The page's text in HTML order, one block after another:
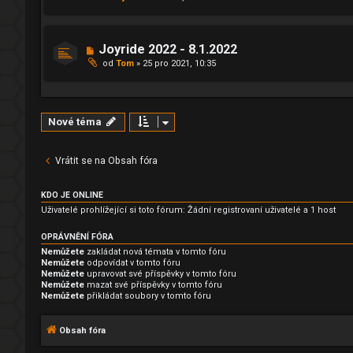
Joyride 2022 - 8.1.2022
od Tom » 25 pro 2021, 10:35
Nové téma
Vrátit se na Obsah fóra
KDO JE ONLINE
Uživatelé prohlížející si toto fórum: Žádní registrovaní uživatelé a 1 host
OPRÁVNĚNÍ FÓRA
Nemůžete zakládat nová témata v tomto fóru
Nemůžete odpovídat v tomto fóru
Nemůžete upravovat své příspěvky v tomto fóru
Nemůžete mazat své příspěvky v tomto fóru
Nemůžete přikládat soubory v tomto fóru
Obsah fóra